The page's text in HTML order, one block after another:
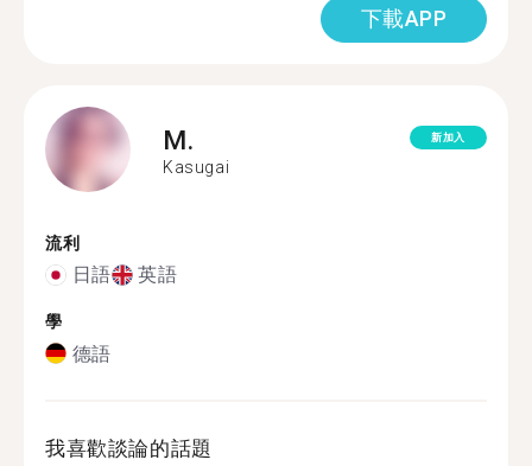
下載APP
M.
Kasugai
新加入
流利
日語 英語
學
德語
我喜歡談論的話題